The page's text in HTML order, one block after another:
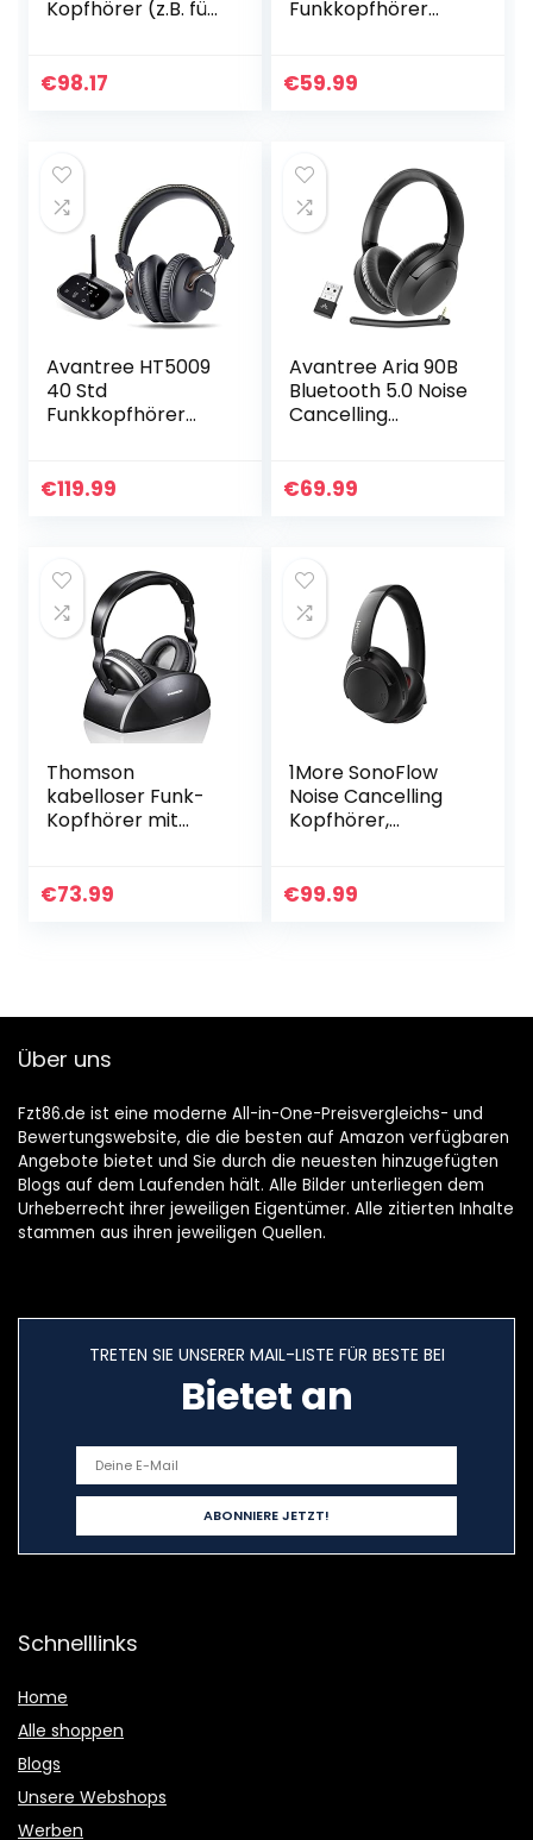
Kopfhörer (z.B. für
top, mit
€98.17
Funkkopfhörer
uenz Over Ear
Meter…
€59.99
Avantree HT5009
40 Std
Funkkopfhörer
Sender (OPTISCH
€119.99
Avantree Aria 90B
Bluetooth 5.0 Noise
Cancelling
Adapter für PC
€69.99
Thomson
kabelloser Funk-
Kopfhörer mit
Ear-Kopfhörer für
€73.99
1More SonoFlow
Noise Cancelling
Kopfhörer,
Aktiver
€99.99
Über uns
Fzt86.de ist eine moderne All-in-One-Preisvergleichs- und
Bewertungswebsite, die die besten auf Amazon verfügbaren
Angebote bietet und Sie durch die neuesten hinzugefügten
Blogs auf dem Laufenden hält. Alle Bilder unterliegen dem
Urheberrecht ihrer jeweiligen Eigentümer. Alle zitierten Inhalte
stammen aus ihren jeweiligen Quellen.
TRETEN SIE UNSERER MAIL-LISTE FÜR BESTE BEI
Bietet an
Schnelllinks
Home
Alle shoppen
Blogs
Unsere Webshops
Werben